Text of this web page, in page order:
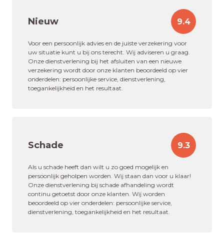
Nieuw 9.4
Voor een persoonlijk advies en de juiste verzekering voor
uw situatie kunt u bij ons terecht. Wij adviseren u graag.
Onze dienstverlening bij het afsluiten van een nieuwe
verzekering wordt door onze klanten beoordeeld op vier
onderdelen: persoonlijke service, dienstverlening,
toegankelijkheid en het resultaat.
Schade 9.3
Als u schade heeft dan wilt u zo goed mogelijk en
persoonlijk geholpen worden. Wij staan dan voor u klaar!
Onze dienstverlening bij schade afhandeling wordt
continu getoetst door onze klanten. Wij worden
beoordeeld op vier onderdelen: persoonlijke service,
dienstverlening, toegankelijkheid en het resultaat.